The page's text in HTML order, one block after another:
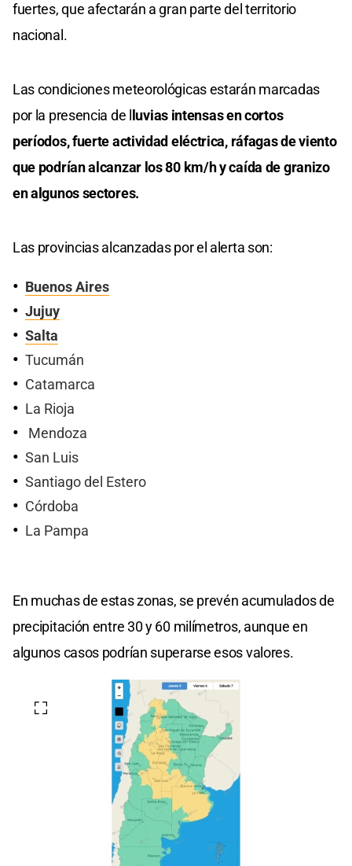
fuertes, que afectarán a gran parte del territorio
nacional.
Las condiciones meteorológicas estarán marcadas
por la presencia de l
luvias intensas en cortos
períodos, fuerte actividad eléctrica, ráfagas de viento
que podrían alcanzar los 80 km/h y caída de granizo
en algunos sectores.
Las provincias alcanzadas por el alerta son:
Buenos Aires
Jujuy
Salta
Tucumán
Catamarca
La Rioja
Mendoza
San Luis
Santiago del Estero
Córdoba
La Pampa
En muchas de estas zonas, se prevén acumulados de
precipitación entre 30 y 60 milímetros, aunque en
algunos casos podrían superarse esos valores.